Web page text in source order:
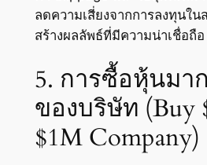
ลดความเสี่ยงจากการลงทุนใ
สร้างผลลัพธ์ที่มีความน่าเชื่อถือ
5. การซื้อหุ้นมา
ของบริษัท (Buy
$1M Company)